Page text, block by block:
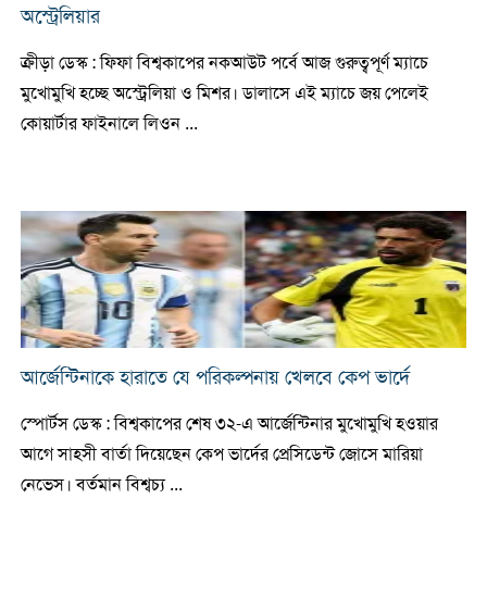
অস্ট্রেলিয়ার
ক্রীড়া ডেস্ক : ফিফা বিশ্বকাপের নকআউট পর্বে আজ গুরুত্বপূর্ণ ম্যাচে
মুখোমুখি হচ্ছে অস্ট্রেলিয়া ও মিশর। ডালাসে এই ম্যাচে জয় পেলেই
কোয়ার্টার ফাইনালে লিওন ...
আর্জেন্টিনাকে হারাতে যে পরিকল্পনায় খেলবে কেপ ভার্দে
স্পোর্টস ডেস্ক : বিশ্বকাপের শেষ ৩২-এ আর্জেন্টিনার মুখোমুখি হওয়ার
আগে সাহসী বার্তা দিয়েছেন কেপ ভার্দের প্রেসিডেন্ট জোসে মারিয়া
নেভেস। বর্তমান বিশ্বচ্য ...